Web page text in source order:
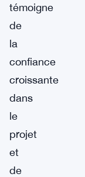
témoigne
de
la
confiance
croissante
dans
le
projet
et
de